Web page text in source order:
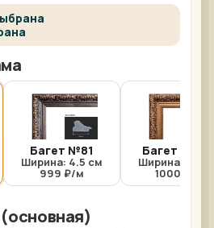
Багет №81
Ширина: 4.5 см
999 ₽/м
Багет №81/
Ширина: 4.5
1000 ₽/м